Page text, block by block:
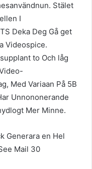
Stälet
I
Deka Deg Gå get
Videospice.
to Och låg
Med Variaan På 5B
Unnononerande
Mer Minne.
Generara en Hel
Mail 30